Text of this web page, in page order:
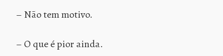
– Não tem motivo.
– O que é pior ainda.